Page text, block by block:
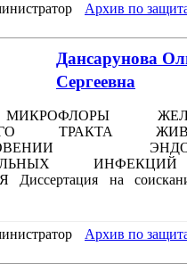
Архив по
Дансарунова
Сергеевна
ТРАКТА
на
Архив по